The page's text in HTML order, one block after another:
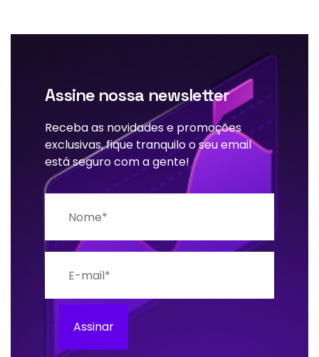
Assine nossa newsletter
Receba as novidades e promoções
exclusivas, fique tranquilo o seu email
está seguro com a gente!
Assinar